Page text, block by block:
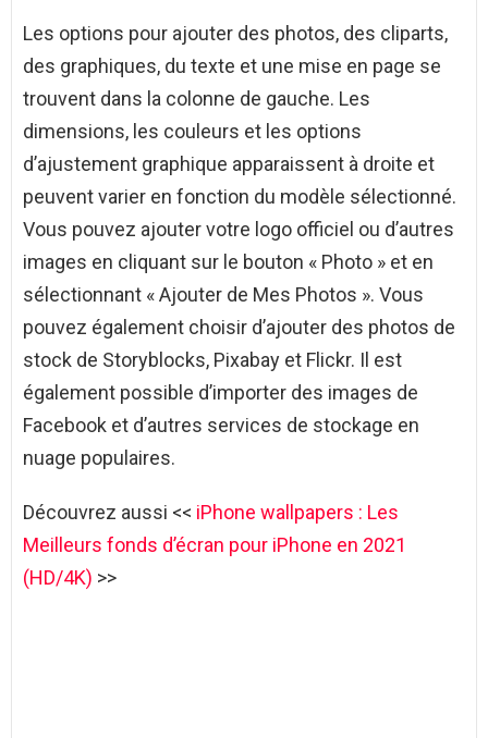
Les options pour ajouter des photos, des cliparts,
des graphiques, du texte et une mise en page se
trouvent dans la colonne de gauche. Les
dimensions, les couleurs et les options
d’ajustement graphique apparaissent à droite et
peuvent varier en fonction du modèle sélectionné.
Vous pouvez ajouter votre logo officiel ou d’autres
images en cliquant sur le bouton « Photo » et en
sélectionnant « Ajouter de Mes Photos ». Vous
pouvez également choisir d’ajouter des photos de
stock de Storyblocks, Pixabay et Flickr. Il est
également possible d’importer des images de
Facebook et d’autres services de stockage en
nuage populaires.
Découvrez aussi << iPhone wallpapers : Les
Meilleurs fonds d’écran pour iPhone en 2021
(HD/4K) >>